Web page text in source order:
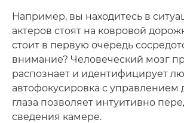
Например, вы находитесь в
актеров стоят на ковровой
стоит в первую очередь
внимание? Человеческий мозг
распознает и идентифицирует
автофокусировка с
глаза позволяет интуитивно
сведения камере.